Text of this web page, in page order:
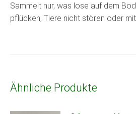
Sammelt nur, was lose auf dem
pflücken, Tiere nicht stören oder
Ähnliche Produkte